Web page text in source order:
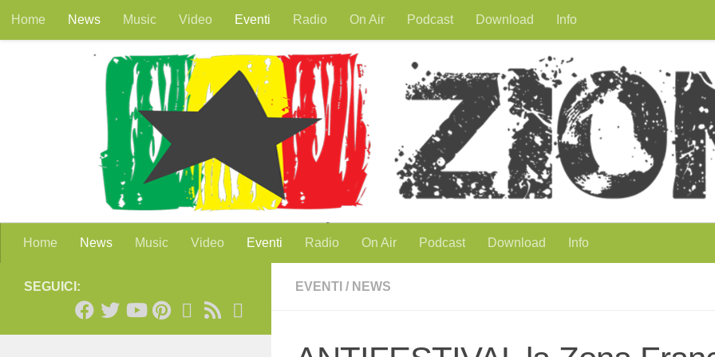
Salta al contenuto
Home News Music Video Eventi Radio On Air Podcast Download Info
Home News Music Video Eventi Radio On Air Podcast Download Info
EVENTI / NEWS
SEGUICI: